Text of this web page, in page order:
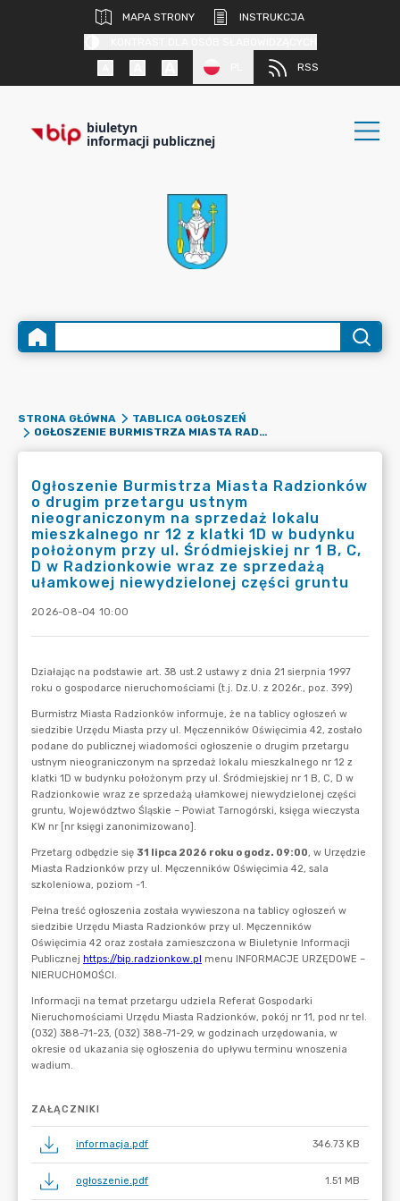
MAPA STRONY
INSTRUKCJA
RSS
biuletyn
informacji publicznej
STRONA GŁÓWNA
TABLICA OGŁOSZEŃ
OGŁOSZENIE BURMISTRZA MIASTA RADZIONKÓW O DRUGIM PRZETARGU USTNYM NIEOGRANICZONYM NA SPRZEDAŻ LOKALU MIESZKALNEGO NR 12 Z KLATKI 1D W BUDYNKU POŁOŻONYM PRZY UL. ŚRÓDMIEJSKIEJ NR 1 B, C, D W RADZIONKOWIE WRAZ ZE SPRZEDAŻĄ UŁAMKOWEJ NIEWYDZIELONEJ CZĘŚCI GRUNTU
Ogłoszenie Burmistrza Miasta Radzionków
o drugim przetargu ustnym
nieograniczonym na sprzedaż lokalu
mieszkalnego nr 12 z klatki 1D w budynku
położonym przy ul. Śródmiejskiej nr 1 B, C,
D w Radzionkowie wraz ze sprzedażą
ułamkowej niewydzielonej części gruntu
2026-08-04 10:00
ZAŁĄCZNIKI
informacja.pdf 346.73 KB
ogłoszenie.pdf 1.51 MB